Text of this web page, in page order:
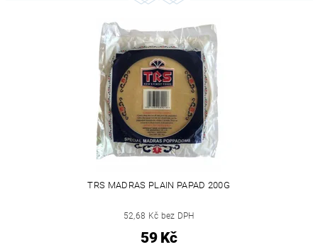
TRS MADRAS PLAIN PAPAD 200G
52,68 Kč bez DPH
59 Kč